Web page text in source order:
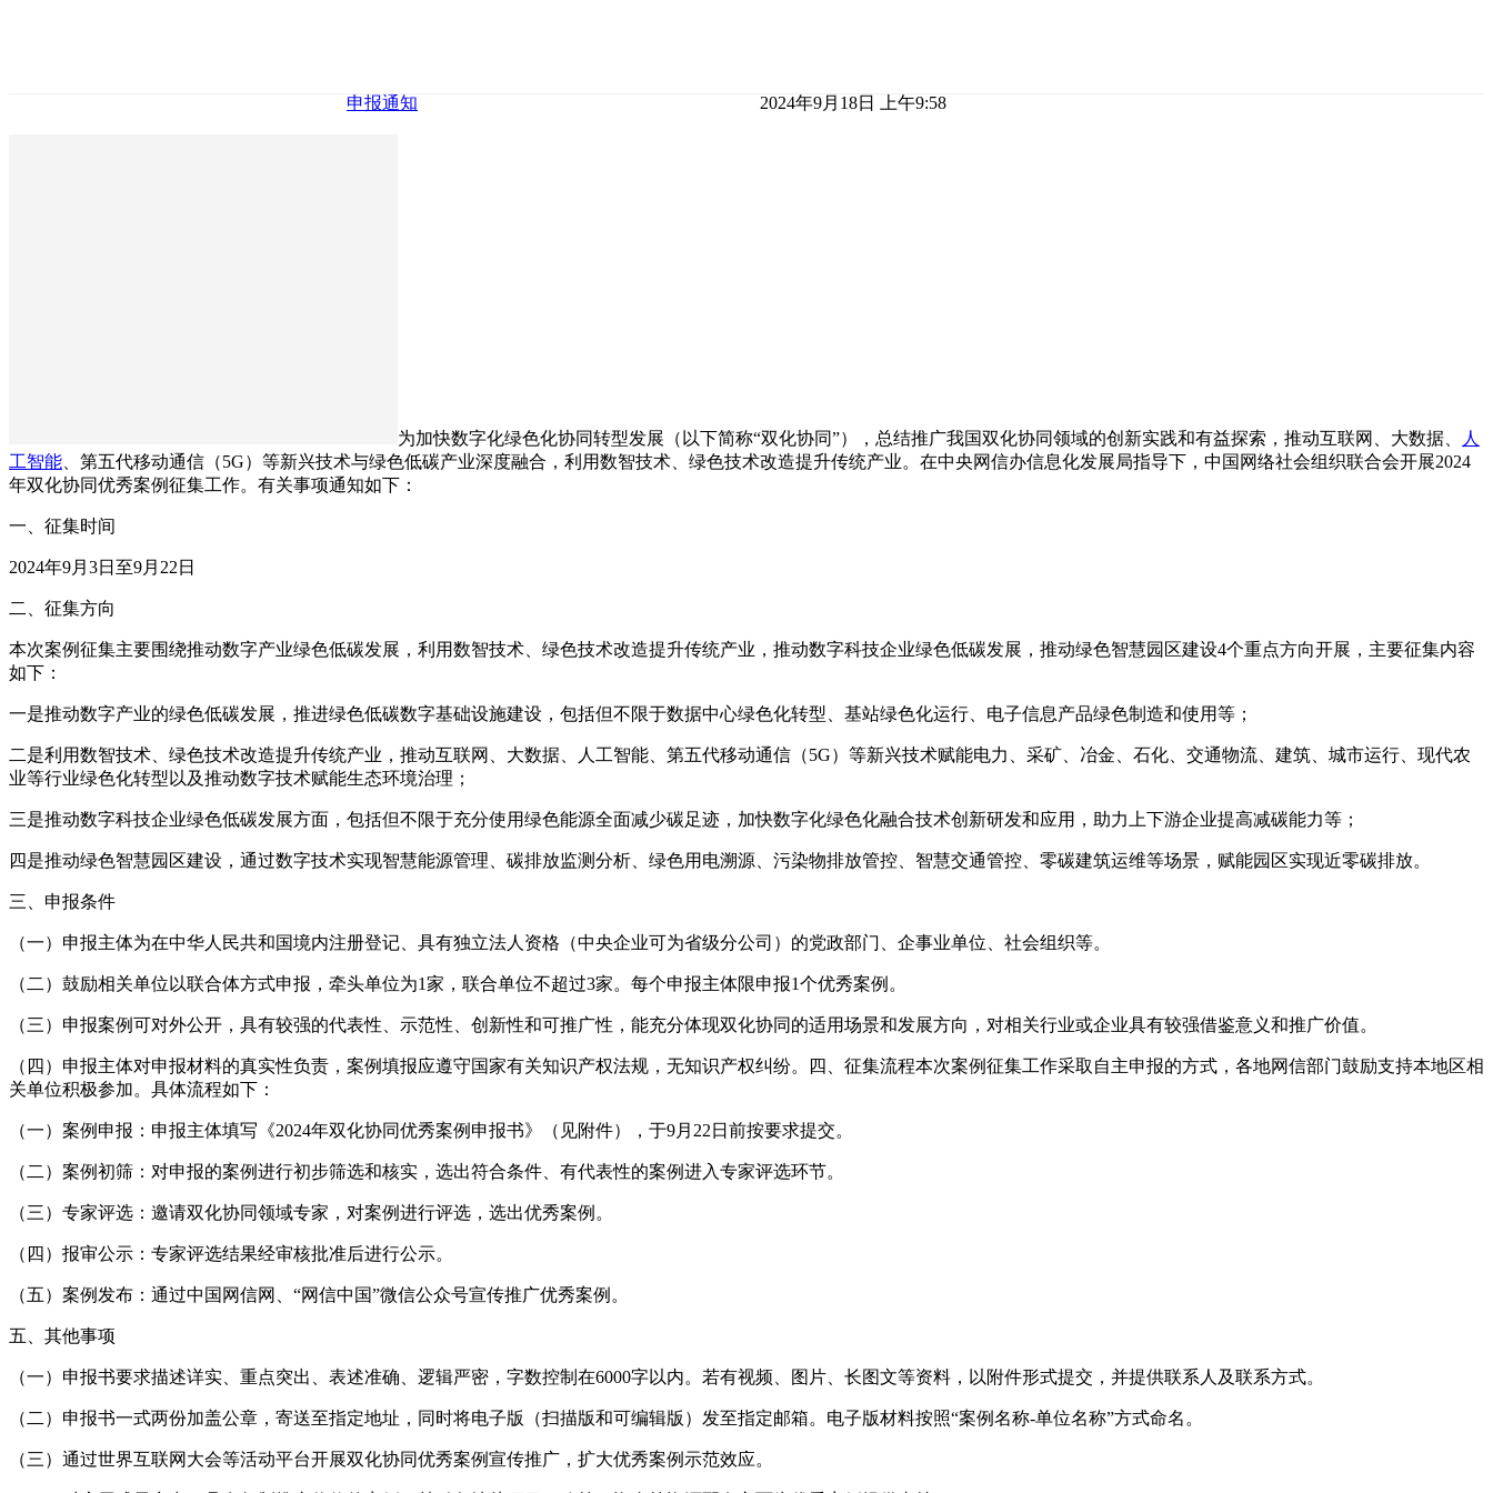
申报通知 2024年9月18日 上午9:58
为加快数字化绿色化协同转型发展（以下简称“双化协同”），总结推广我国双化协同领域的创新实践和有益探索，推动互联网、大数据、
人
工智能、第五代移动通信（5G）等新兴技术与绿色低碳产业深度融合，利用数智技术、绿色技术改造提升传统产业。在中央网信办信息化发展局指导下，中国网络社会组织联合会开展2024
年双化协同优秀案例征集工作。有关事项通知如下：
一、征集时间
2024年9月3日至9月22日
二、征集方向
本次案例征集主要围绕推动数字产业绿色低碳发展，利用数智技术、绿色技术改造提升传统产业，推动数字科技企业绿色低碳发展，推动绿色智慧园区建设4个重点方向开展，主要征集内容
如下：
一是推动数字产业的绿色低碳发展，推进绿色低碳数字基础设施建设，包括但不限于数据中心绿色化转型、基站绿色化运行、电子信息产品绿色制造和使用等；
二是利用数智技术、绿色技术改造提升传统产业，推动互联网、大数据、人工智能、第五代移动通信（5G）等新兴技术赋能电力、采矿、冶金、石化、交通物流、建筑、城市运行、现代农
业等行业绿色化转型以及推动数字技术赋能生态环境治理；
三是推动数字科技企业绿色低碳发展方面，包括但不限于充分使用绿色能源全面减少碳足迹，加快数字化绿色化融合技术创新研发和应用，助力上下游企业提高减碳能力等；
四是推动绿色智慧园区建设，通过数字技术实现智慧能源管理、碳排放监测分析、绿色用电溯源、污染物排放管控、智慧交通管控、零碳建筑运维等场景，赋能园区实现近零碳排放。
三、申报条件
（一）申报主体为在中华人民共和国境内注册登记、具有独立法人资格（中央企业可为省级分公司）的党政部门、企事业单位、社会组织等。
（二）鼓励相关单位以联合体方式申报，牵头单位为1家，联合单位不超过3家。每个申报主体限申报1个优秀案例。
（三）申报案例可对外公开，具有较强的代表性、示范性、创新性和可推广性，能充分体现双化协同的适用场景和发展方向，对相关行业或企业具有较强借鉴意义和推广价值。
（四）申报主体对申报材料的真实性负责，案例填报应遵守国家有关知识产权法规，无知识产权纠纷。四、征集流程本次案例征集工作采取自主申报的方式，各地网信部门鼓励支持本地区相
关单位积极参加。具体流程如下：
（一）案例申报：申报主体填写《2024年双化协同优秀案例申报书》（见附件），于9月22日前按要求提交。
（二）案例初筛：对申报的案例进行初步筛选和核实，选出符合条件、有代表性的案例进入专家评选环节。
（三）专家评选：邀请双化协同领域专家，对案例进行评选，选出优秀案例。
（四）报审公示：专家评选结果经审核批准后进行公示。
（五）案例发布：通过中国网信网、“网信中国”微信公众号宣传推广优秀案例。
五、其他事项
（一）申报书要求描述详实、重点突出、表述准确、逻辑严密，字数控制在6000字以内。若有视频、图片、长图文等资料，以附件形式提交，并提供联系人及联系方式。
（二）申报书一式两份加盖公章，寄送至指定地址，同时将电子版（扫描版和可编辑版）发至指定邮箱。电子版材料按照“案例名称-单位名称”方式命名。
（三）通过世界互联网大会等活动平台开展双化协同优秀案例宣传推广，扩大优秀案例示范效应。